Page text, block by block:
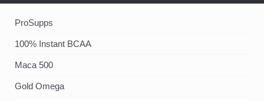
ProSupps
100% Instant BCAA
Maca 500
Gold Omega